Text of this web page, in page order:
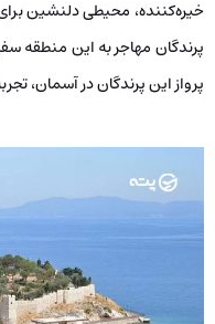
خیره‌کننده، محیطی دلنشین
پرندگان مهاجر به این منطقه
پرواز این پرندگان در آسمان،